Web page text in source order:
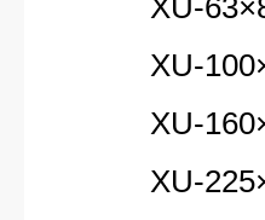
XU-63×80-
XU-
XU-
XU-